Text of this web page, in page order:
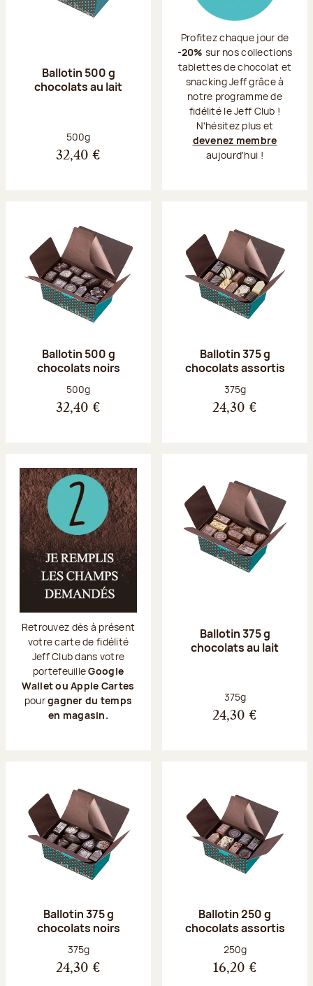
Ballotin 500 g
chocolats au lait
Poids net :
500g
32,40 €
Profitez chaque jour de
-20% sur nos collections
tablettes de chocolat et
snacking Jeff grâce à
notre programme de
fidélité le Jeff Club !
N'hésitez plus et
devenez membre
aujourd'hui !
Ballotin 500 g
chocolats noirs
Poids net :
500g
32,40 €
Ballotin 375 g
chocolats assortis
Poids net :
375g
24,30 €
Retrouvez dès à présent
votre carte de fidélité
Jeff Club dans votre
portefeuilleGoogle
Wallet ou Apple Cartes
pourgagner du temps
en magasin.
Ballotin 375 g
chocolats au lait
Poids net :
375g
24,30 €
Ballotin 375 g
chocolats noirs
Poids net :
375g
24,30 €
Ballotin 250 g
chocolats assortis
Poids net :
250g
16,20 €